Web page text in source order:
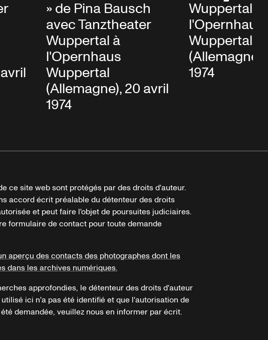
» de Pina Bausch
avec Tanztheater
Wuppertal à
l'Opernhaus
Wuppertal
(Allemagne), 20 avril
1974
Wuppertal à
l'Opernhaus
Wuppertal
1974
ce site web sont protégés par des droits d'auteur.
accord écrit préalable du détenteur des droits
et peut faire l'objet de poursuites judiciaires.
formulaire de contact pour toute demande
aperçu des contacts des photographes dont les
dans les archives numériques.
approfondies, le détenteur des droits d'auteur
ici n'a pas été identifié et que l'autorisation de
demandée, veuillez nous en informer par écrit.